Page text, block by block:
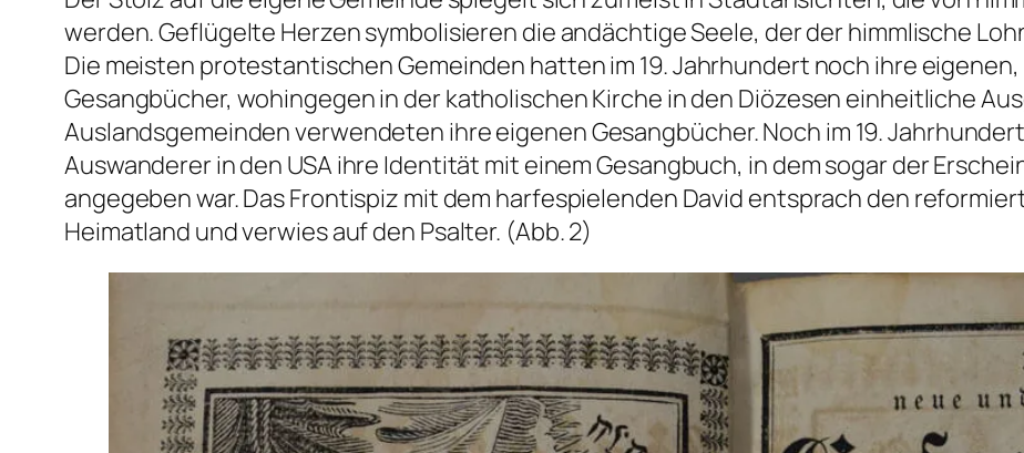
werden. Geflügelte Herzen symbolisieren die andächtige Seele, der der himmlische
Die meisten protestantischen Gemeinden hatten im 19. Jahrhundert noch ihre
Gesangbücher, wohingegen in der katholischen Kirche in den Diözesen einheitliche
Auslandsgemeinden verwendeten ihre eigenen Gesangbücher. Noch im 19.
Auswanderer in den USA ihre Identität mit einem Gesangbuch, in dem sogar der
angegeben war. Das Frontispiz mit dem harfespielenden David entsprach den
Heimatland und verwies auf den Psalter. (Abb. 2)